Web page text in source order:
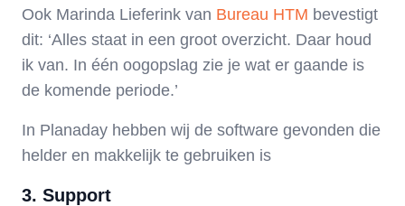
Ook Marinda Lieferink van Bureau HTM bevestigt
dit: ‘Alles staat in een groot overzicht. Daar houd
ik van. In één oogopslag zie je wat er gaande is
de komende periode.’
In Planaday hebben wij de software gevonden die
helder en makkelijk te gebruiken is
3. Support